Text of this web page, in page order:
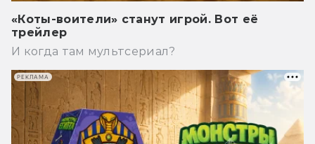
«Коты-воители» станут игрой. Вот её
трейлер
И когда там мультсериал?
РЕКЛАМА